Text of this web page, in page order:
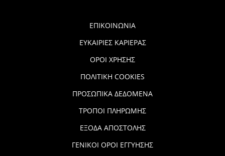
ΕΠΙΚΟΙΝΩΝΙΑ
ΕΥΚΑΙΡΙΕΣ ΚΑΡΙΕΡΑΣ
ΟΡΟΙ ΧΡΗΣΗΣ
ΠΟΛΙΤΙΚΗ COOKIES
ΠΡΟΣΩΠΙΚΑ ΔΕΔΟΜΕΝΑ
ΤΡΟΠΟΙ ΠΛΗΡΩΜΗΣ
ΕΞΟΔΑ ΑΠΟΣΤΟΛΗΣ
ΓΕΝΙΚΟΙ ΟΡΟΙ ΕΓΓΥΗΣΗΣ